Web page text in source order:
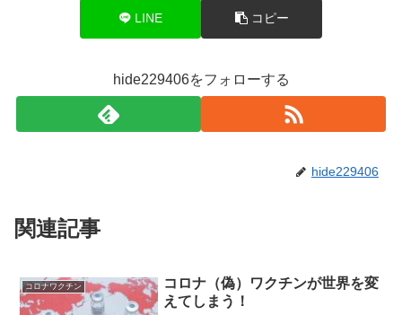
LINE コピー
hide229406をフォローする
hide229406
関連記事
コロナワクチン
コロナ（偽）ワクチンが世界を変
えてしまう！